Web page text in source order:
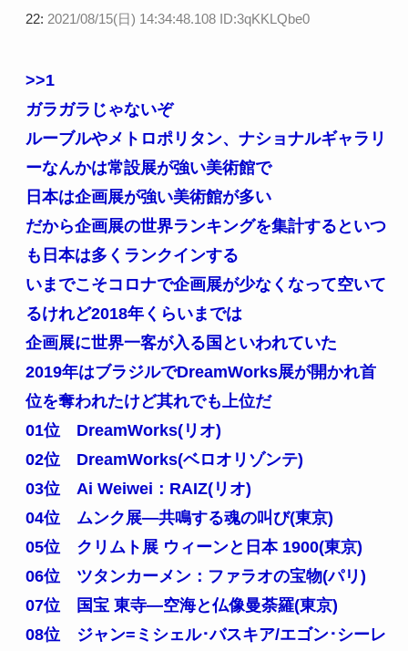
22: 2021/08/15(日) 14:34:48.108 ID:3qKKLQbe0
>>1
ガラガラじゃないぞ
ルーブルやメトロポリタン、ナショナルギャラリ
ーなんかは常設展が強い美術館で
日本は企画展が強い美術館が多い
だから企画展の世界ランキングを集計するといつ
も日本は多くランクインする
いまでこそコロナで企画展が少なくなって空いて
るけれど2018年くらいまでは
企画展に世界一客が入る国といわれていた
2019年はブラジルでDreamWorks展が開かれ首
位を奪われたけど其れでも上位だ
01位 DreamWorks(リオ)
02位 DreamWorks(ベロオリゾンテ)
03位 Ai Weiwei：RAIZ(リオ)
04位 ムンク展―共鳴する魂の叫び(東京)
05位 クリムト展 ウィーンと日本 1900(東京)
06位 ツタンカーメン：ファラオの宝物(パリ)
07位 国宝 東寺―空海と仏像曼荼羅(東京)
08位 ジャン=ミシェル･バスキア/エゴン･シーレ